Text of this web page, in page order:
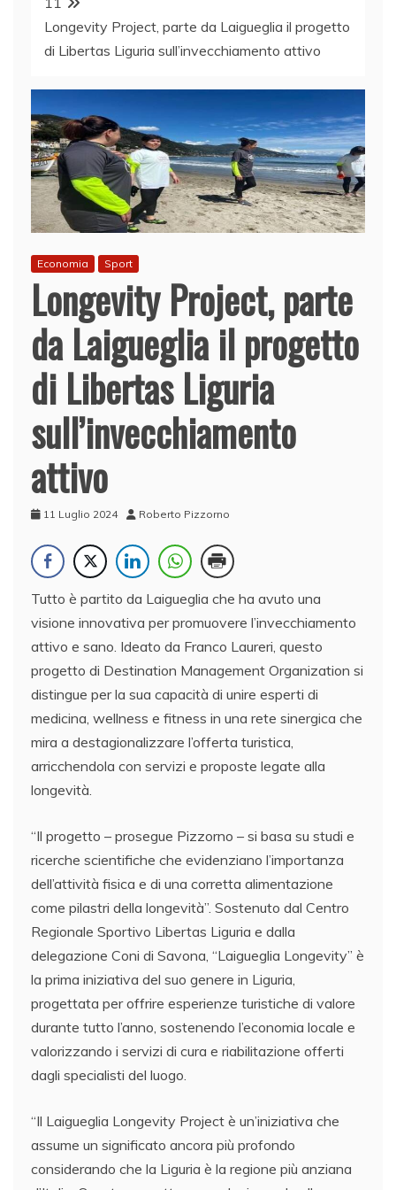
Longevity Project, parte da Laigueglia il progetto
di Libertas Liguria sull’invecchiamento attivo
Economia Sport
Longevity Project, parte
da Laigueglia il progetto
di Libertas Liguria
sull’invecchiamento
attivo
11 Luglio 2024 Roberto Pizzorno
Tutto è partito da Laigueglia che ha avuto una
visione innovativa per promuovere l’invecchiamento
attivo e sano. Ideato da Franco Laureri, questo
progetto di Destination Management Organization si
distingue per la sua capacità di unire esperti di
medicina, wellness e fitness in una rete sinergica che
mira a destagionalizzare l’offerta turistica,
arricchendola con servizi e proposte legate alla
longevità.
“Il progetto – prosegue Pizzorno – si basa su studi e
ricerche scientifiche che evidenziano l’importanza
dell’attività fisica e di una corretta alimentazione
come pilastri della longevità”. Sostenuto dal Centro
Regionale Sportivo Libertas Liguria e dalla
delegazione Coni di Savona, “Laigueglia Longevity” è
la prima iniziativa del suo genere in Liguria,
progettata per offrire esperienze turistiche di valore
durante tutto l’anno, sostenendo l’economia locale e
valorizzando i servizi di cura e riabilitazione offerti
dagli specialisti del luogo.
“Il Laigueglia Longevity Project è un’iniziativa che
assume un significato ancora più profondo
considerando che la Liguria è la regione più anziana